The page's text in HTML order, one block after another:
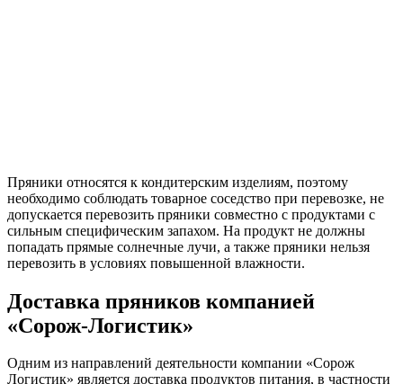
Пряники относятся к кондитерским изделиям, поэтому
необходимо соблюдать товарное соседство при перевозке, не
допускается перевозить пряники совместно с продуктами с
сильным специфическим запахом. На продукт не должны
попадать прямые солнечные лучи, а также пряники нельзя
перевозить в условиях повышенной влажности.
Доставка пряников компанией
«Сорож-Логистик»
Одним из направлений деятельности компании «Сорож
Логистик» является доставка продуктов питания, в частности